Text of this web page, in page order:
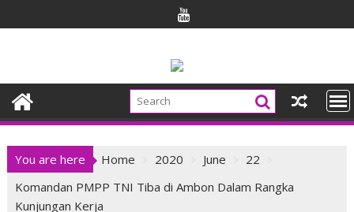
to
You are here Home 2020 June
22
Komandan PMPP TNI Tiba di Ambon Dalam Rangka
Kunjungan Kerja